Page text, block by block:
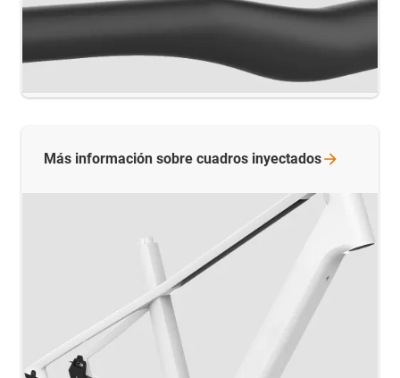
Más información sobre cuadros inyectados